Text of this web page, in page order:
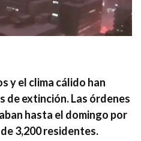
y el clima cálido han
de extinción. Las órdenes
hasta el domingo por
3,200 residentes.